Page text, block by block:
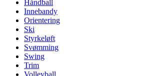
Håndball
Innebandy
Orientering
Ski
Styrkeløft
Svømming
Swing
Trim
Volleyball